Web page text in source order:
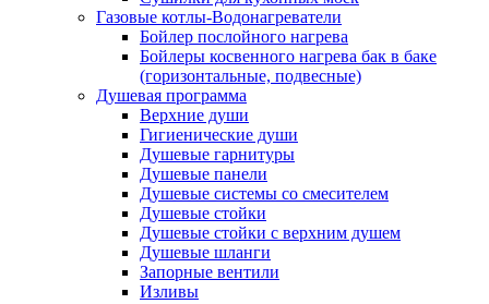
Газовые котлы-Водонагреватели
Бойлер послойного нагрева
Бойлеры косвенного нагрева бак в баке
(горизонтальные, подвесные)
Душевая программа
Верхние души
Гигиенические души
Душевые гарнитуры
Душевые панели
Душевые системы со смесителем
Душевые стойки
Душевые стойки с верхним душем
Душевые шланги
Запорные вентили
Изливы